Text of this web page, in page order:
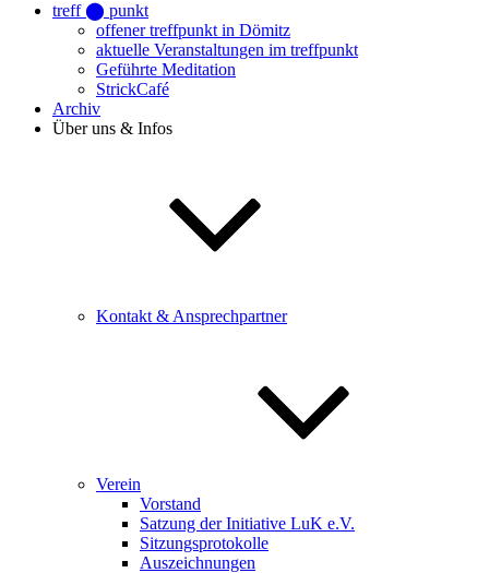
treff ⬤ punkt
offener treffpunkt in Dömitz
aktuelle Veranstaltungen im treffpunkt
Geführte Meditation
StrickCafé
Archiv
Über uns & Infos
Kontakt & Ansprechpartner
Verein
Vorstand
Satzung der Initiative LuK e.V.
Sitzungsprotokolle
Auszeichnungen